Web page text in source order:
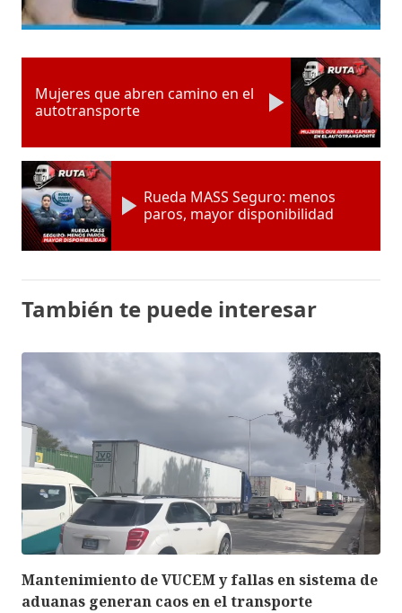
Mujeres que abren camino en el
autotransporte
Rueda MASS Seguro: menos
paros, mayor disponibilidad
También te puede interesar
Mantenimiento de VUCEM y fallas en sistema de
aduanas generan caos en el transporte